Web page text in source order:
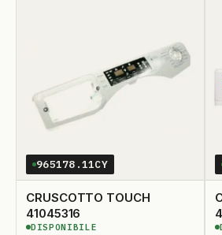
965178.11CY
CRUSCOTTO TOUCH
41045316
DISPONIBILE
DISPONIBILE